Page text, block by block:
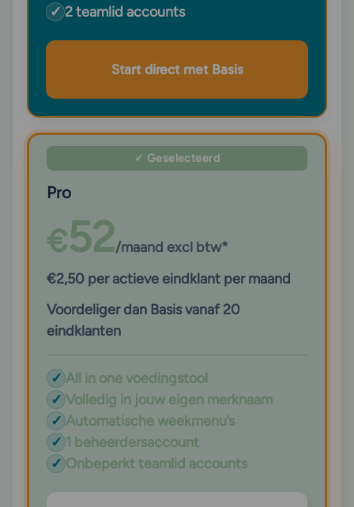
✓ 2 teamlid accounts
Start direct met Basis
✓ Geselecteerd
Pro
€52/maand excl btw*
€2,50 per actieve eindklant per maand
Voordeliger dan Basis vanaf 20
eindklanten
✓ All in one voedingstool
✓ Volledig in jouw eigen merknaam
✓ Automatische weekmenu’s
✓ 1 beheerdersaccount
✓ Onbeperkt teamlid accounts